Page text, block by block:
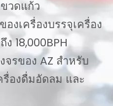
วดแก้ว
งเครื่องบรรจุเครื่อง
18,000BPH
รของ AZ สำหรับ
รื่องดื่มอัดลม และ